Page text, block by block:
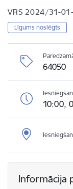
VRS 2024/31-
Līgums noslēgts
64050
10:00,
Informācija